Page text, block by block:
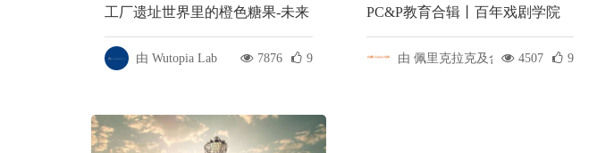
工厂遗址世界里的橙色糖果-未来
社HOUSE | Wutopia Lab
由 Wutopia Lab 7876 9
PC&P教育合辑丨百年戏剧学院
舞台幕后的故事
由 佩里克拉克及合伙人建筑师事务所
4507 9